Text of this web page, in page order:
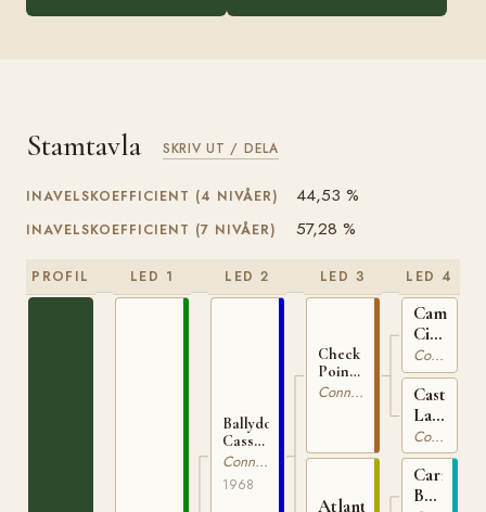
Stamtavla SKRIV UT / DELA
INAVELSKOEFFICIENT (4 NIVÅER) 44,53 %
INAVELSKOEFFICIENT (7 NIVÅER) 57,28 %
PROFIL LED 1 LED 2
Ballydonagh
Cassanova
IRE
370
Connemara
1968
LED 3
Check
Point
CharlieConnemara
Atlantic
LED 4
Camlin
Cicada
IRE
119
Connemara
Lady
IRE
2009
Connemara
Carna
Bobby